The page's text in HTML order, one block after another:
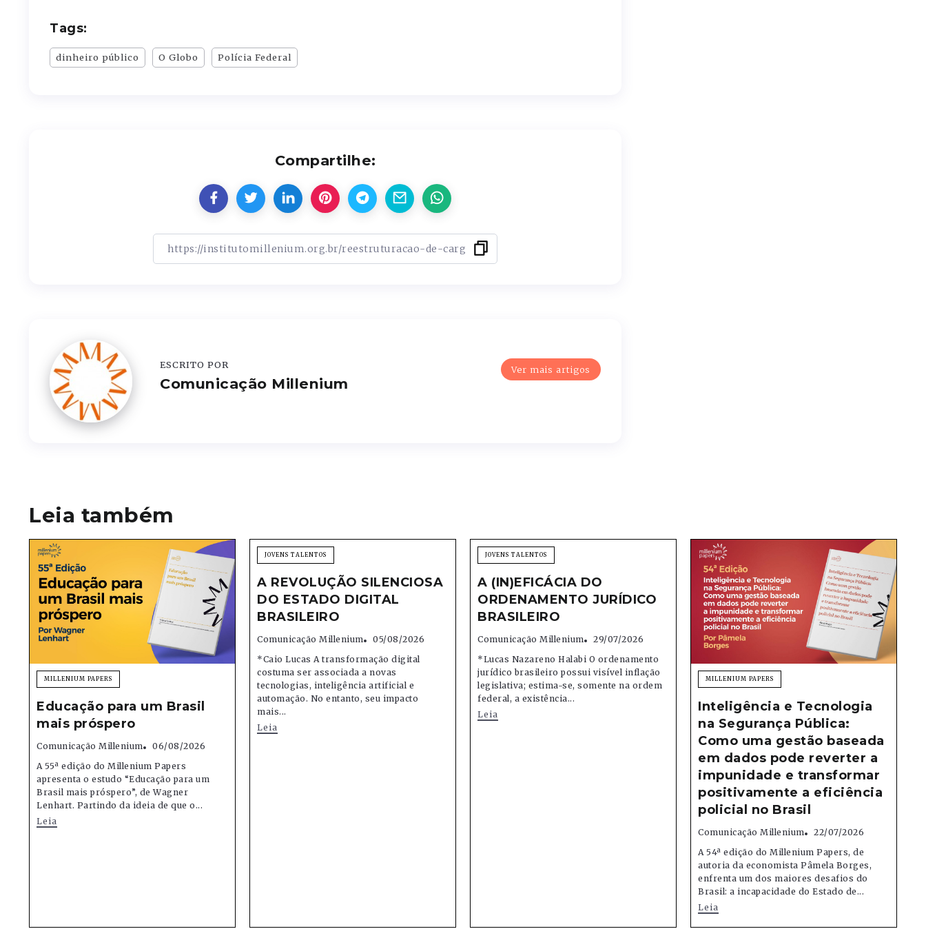
Tags:
dinheiro público O Globo Polícia Federal
Compartilhe:
Ver mais artigos
ESCRITO POR
Comunicação Millenium
Leia também
MILLENIUM PAPERS
Educação para um Brasil
mais próspero
Comunicação Millenium
06/08/2026
A 55ª edição do Millenium Papers
apresenta o estudo “Educação para um
Brasil mais próspero”, de Wagner
Lenhart. Partindo da ideia de que o...
Leia
JOVENS TALENTOS
A REVOLUÇÃO SILENCIOSA
DO ESTADO DIGITAL
BRASILEIRO
Comunicação Millenium
05/08/2026
*Caio Lucas A transformação digital
costuma ser associada a novas
tecnologias, inteligência artificial e
automação. No entanto, seu impacto
mais...
Leia
JOVENS TALENTOS
A (IN)EFICÁCIA DO
ORDENAMENTO JURÍDICO
BRASILEIRO
Comunicação Millenium
29/07/2026
*Lucas Nazareno Halabi O ordenamento
jurídico brasileiro possui visível inflação
legislativa; estima-se, somente na ordem
federal, a existência...
Leia
MILLENIUM PAPERS
Inteligência e Tecnologia
na Segurança Pública:
Como uma gestão baseada
em dados pode reverter a
impunidade e transformar
positivamente a eficiência
policial no Brasil
Comunicação Millenium
22/07/2026
A 54ª edição do Millenium Papers, de
autoria da economista Pâmela Borges,
enfrenta um dos maiores desafios do
Brasil: a incapacidade do Estado de...
Leia